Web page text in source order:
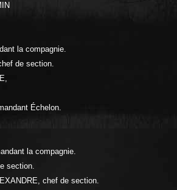
la compagnie.
de section.
Échelon.
la compagnie.
section.
chef de section.